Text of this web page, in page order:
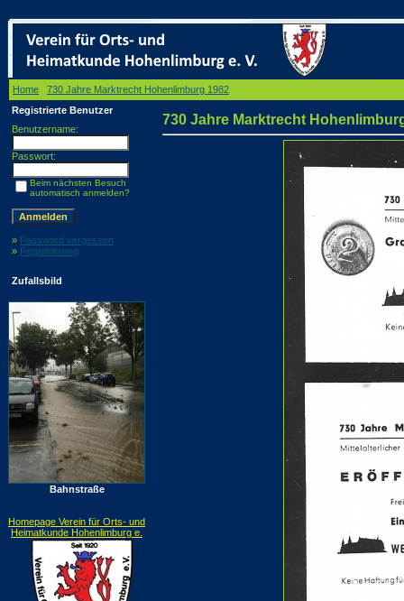
Home 730 Jahre Marktrecht Hohenlimburg 1982
Registrierte Benutzer
Benutzername:
Passwort:
Beim nächsten Besuch
automatisch anmelden?
» Password vergessen
» Registrierung
Zufallsbild
Bahnstraße
Homepage Verein für Orts- und
Heimatkunde Hohenlimburg e.
730 Jahre Marktrecht